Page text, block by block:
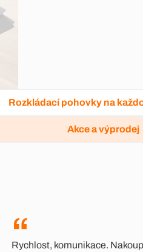
Rozkládací pohovky na
Akce a výprodej
Rychlost, komunikace.